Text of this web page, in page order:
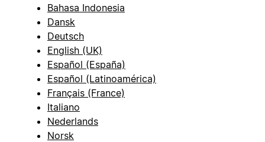
Bahasa Indonesia
Dansk
Deutsch
English (UK)
Español (España)
Español (Latinoamérica)
Français (France)
Italiano
Nederlands
Norsk